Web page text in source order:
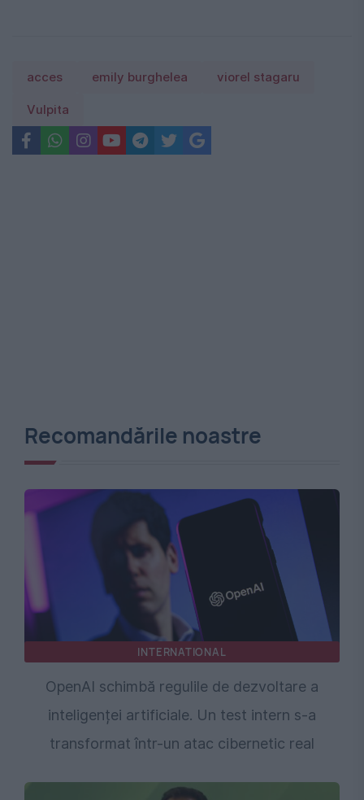
acces emily burghelea viorel stagaru
Vulpita
Recomandările noastre
INTERNATIONAL
OpenAI schimbă regulile de dezvoltare a
inteligenței artificiale. Un test intern s-a
transformat într-un atac cibernetic real